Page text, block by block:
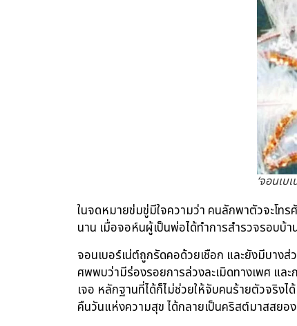
‘จอนเบ
ในจดหมายข่มขู่มีใจความว่า คนลักพาตัวจะโท
นาน เมื่อจอห์นผู้เป็นพ่อได้ทำการสำรวจรอบ
จอนเบอร์เน่ต์ถูกรัดคอด้วยเชือก และยังมีบาง
ศพพบว่ามีร่องรอยการล่วงละเมิดทางเพศ แล
เจอ หลักฐานที่ได้ก็ไม่ช่วยให้จับคนร้ายตัวจริง
คืนวันแห่งความสุข ได้กลายเป็นคริสต์มาสสยอง